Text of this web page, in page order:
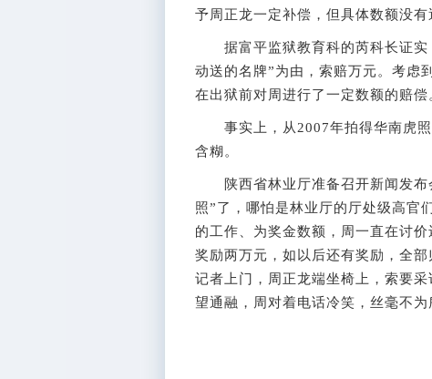
予周正龙一定补偿，但具体数额没有
据富平监狱教育科的芮科长证实
动送的名牌”为由，索赔万元。考虑
在出狱前对周进行了一定数额的赔
事实上，从2007年拍得华南虎照
含糊。
陕西省林业厅准备召开新闻发布
照”了，哪怕是林业厅的厅处级高官
的工作、为奖金数额，周一直在讨
奖励两万元，如以后还有奖励，全
记者上门，周正龙端坐椅上，索要
望通融，周对着电话冷笑，丝毫不为